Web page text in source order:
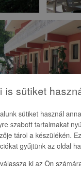
200 m-re és 30
A főutcán
is sütiket
sütiket használ
szabott tartalmakat
tárol a készülékén.
gyűjtünk az oldal
ki az Ön